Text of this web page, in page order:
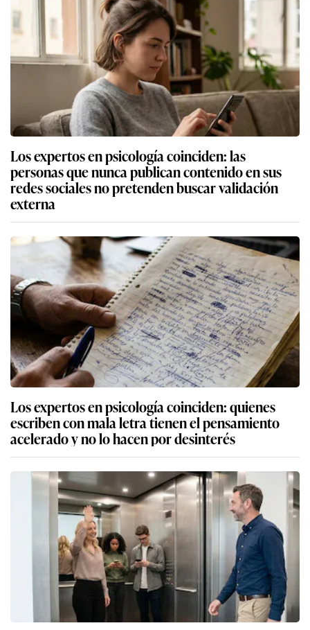
Los expertos en psicología coinciden: las
personas que nunca publican contenido en sus
redes sociales no pretenden buscar validación
externa
Los expertos en psicología coinciden: quienes
escriben con mala letra tienen el pensamiento
acelerado y no lo hacen por desinterés